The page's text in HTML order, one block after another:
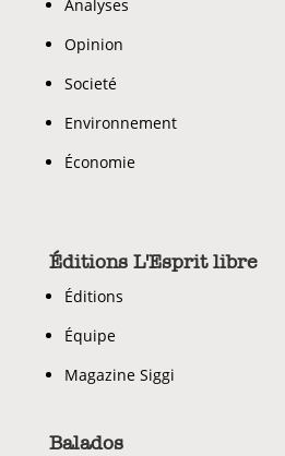
Analyses
Opinion
Societé
Environnement
Économie
Éditions L'Esprit libre
Éditions
Équipe
Magazine Siggi
Balados